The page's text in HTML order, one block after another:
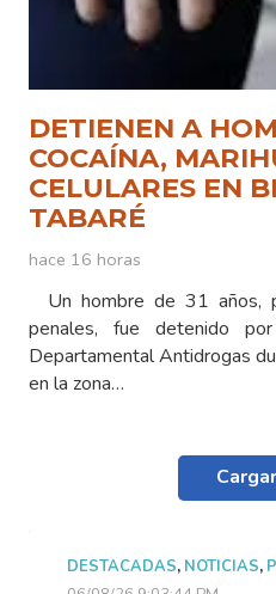
DETIENEN A
COCAÍNA,
CELULARES EN
TABARÉ
hace 16 horas
Un hombre de 31 años,
penales, fue detenido
Departamental Antidrogas
en la zona…
DESTACADAS, NOTICIAS,